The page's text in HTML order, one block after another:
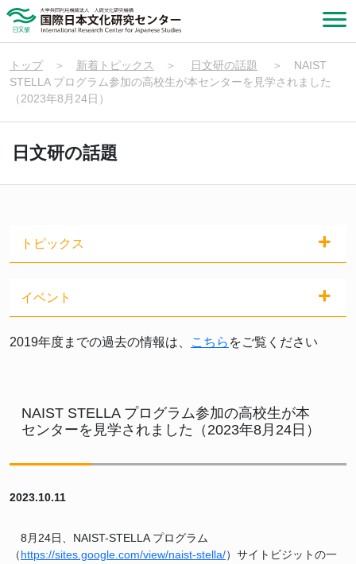
トップ＞ 新着トピックス ＞ 日文研の話題 ＞ NAIST
STELLA プログラム参加の高校生が本センターを見学されました
（2023年8月24日）
日文研の話題
トピックス
イベント
2019年度までの過去の情報は、 こちら をご覧ください
NAIST STELLA プログラム参加の高校生が本
センターを見学されました（2023年8月24日）
2023.10.11
8月24日、NAIST-STELLA プログラム
（https://sites.google.com/view/naist-stella/）サイトビジットの一